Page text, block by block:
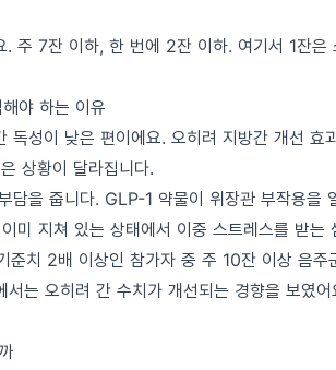
. 주 7잔 이하, 한 번에 2잔 이하. 여기서 1잔
야 하는 이유
독성이 낮은 편이에요. 오히려 지방간 개선 효
상황이 달라집니다.
담을 줍니다. GLP-1 약물이 위장관 부작용을
미 지쳐 있는 상태에서 이중 스트레스를 받는
치 2배 이상인 참가자 중 주 10잔 이상 음주
는 오히려 간 수치가 개선되는 경향을 보였